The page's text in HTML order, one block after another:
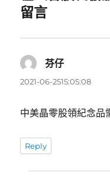
留言
芬仔
示:
2021-06-2515:05:08
中美晶零股領紀念品
Reply